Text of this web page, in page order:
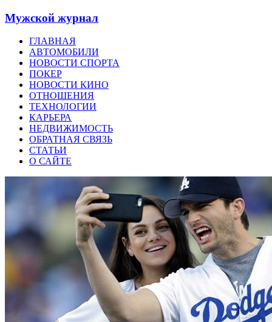
Мужской журнал
ГЛАВНАЯ
АВТОМОБИЛИ
НОВОСТИ СПОРТА
ПОКЕР
НОВОСТИ КИНО
ОТНОШЕНИЯ
ТЕХНОЛОГИИ
КАРЬЕРА
НЕДВИЖИМОСТЬ
ОБРАТНАЯ СВЯЗЬ
СТАТЬИ
О САЙТЕ